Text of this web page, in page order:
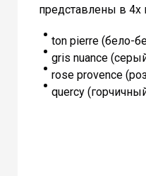
представлены в
ton pierre (бело-
gris nuance
rose provence
quercy